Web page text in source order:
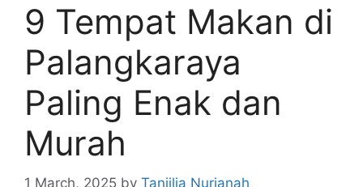
9 Tempat Makan di
Palangkaraya
Paling Enak dan
Murah
1 March, 2025 by Tanjilia Nurjanah